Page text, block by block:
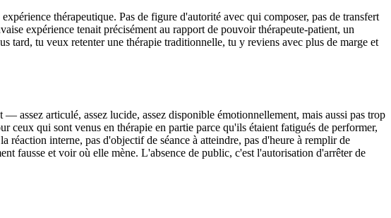
thérapeutique. Pas de figure d'autorité avec qui composer, pas de transfert
expérience tenait précisément au rapport de pouvoir thérapeute-patient, un
tu veux retenter une thérapie traditionnelle, tu y reviens avec plus de marge et
assez articulé, assez lucide, assez disponible émotionnellement, mais aussi pas trop
ceux qui sont venus en thérapie en partie parce qu'ils étaient fatigués de performer,
interne, pas d'objectif de séance à atteindre, pas d'heure à remplir de
fausse et voir où elle mène. L'absence de public, c'est l'autorisation d'arrêter de